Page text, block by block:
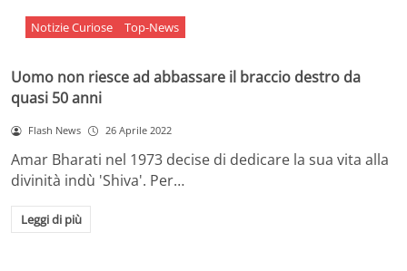
Notizie Curiose Top-News
Uomo non riesce ad abbassare il braccio destro da
quasi 50 anni
Flash News 26 Aprile 2022
Amar Bharati nel 1973 decise di dedicare la sua vita alla
divinità indù 'Shiva'. Per…
Leggi di più